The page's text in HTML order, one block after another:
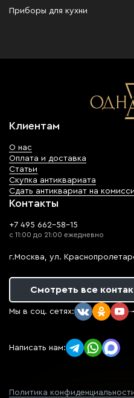
Приборы для кухни
Клиентам
О нас
Оплата и доставка
Статьи
Скупка антиквариата
Сдать антиквариат на
Контакты
+7 495 662-58-15
с 11:00 до 21:00 ежедневно
г.Москва, ул.
Смотреть все
Мы в соц. сетях:
Написать нам:
Политика